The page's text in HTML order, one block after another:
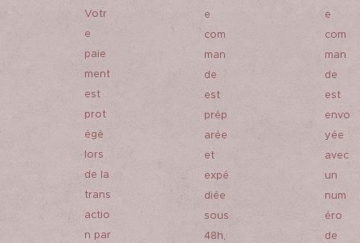
Votr
e
paie
ment
est
prot
égé
lors
de la
trans
actio
n par
e
com
man
de
est
prép
arée
et
expé
diée
sous
48h,
e
com
man
de
est
envo
yée
avec
un
num
éro
de